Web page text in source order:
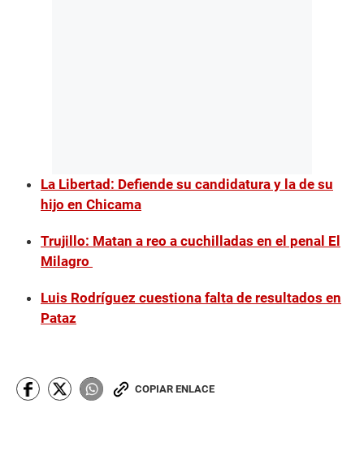
La Libertad: Defiende su candidatura y la de su
hijo en Chicama
Trujillo: Matan a reo a cuchilladas en el penal El
Milagro
Luis Rodríguez cuestiona falta de resultados en
Pataz
COPIAR ENLACE